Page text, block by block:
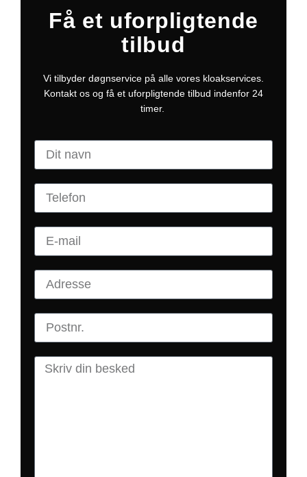
Få et uforpligtende
tilbud
Vi tilbyder døgnservice på alle vores kloakservices.
Kontakt os og få et uforpligtende tilbud indenfor 24
timer.